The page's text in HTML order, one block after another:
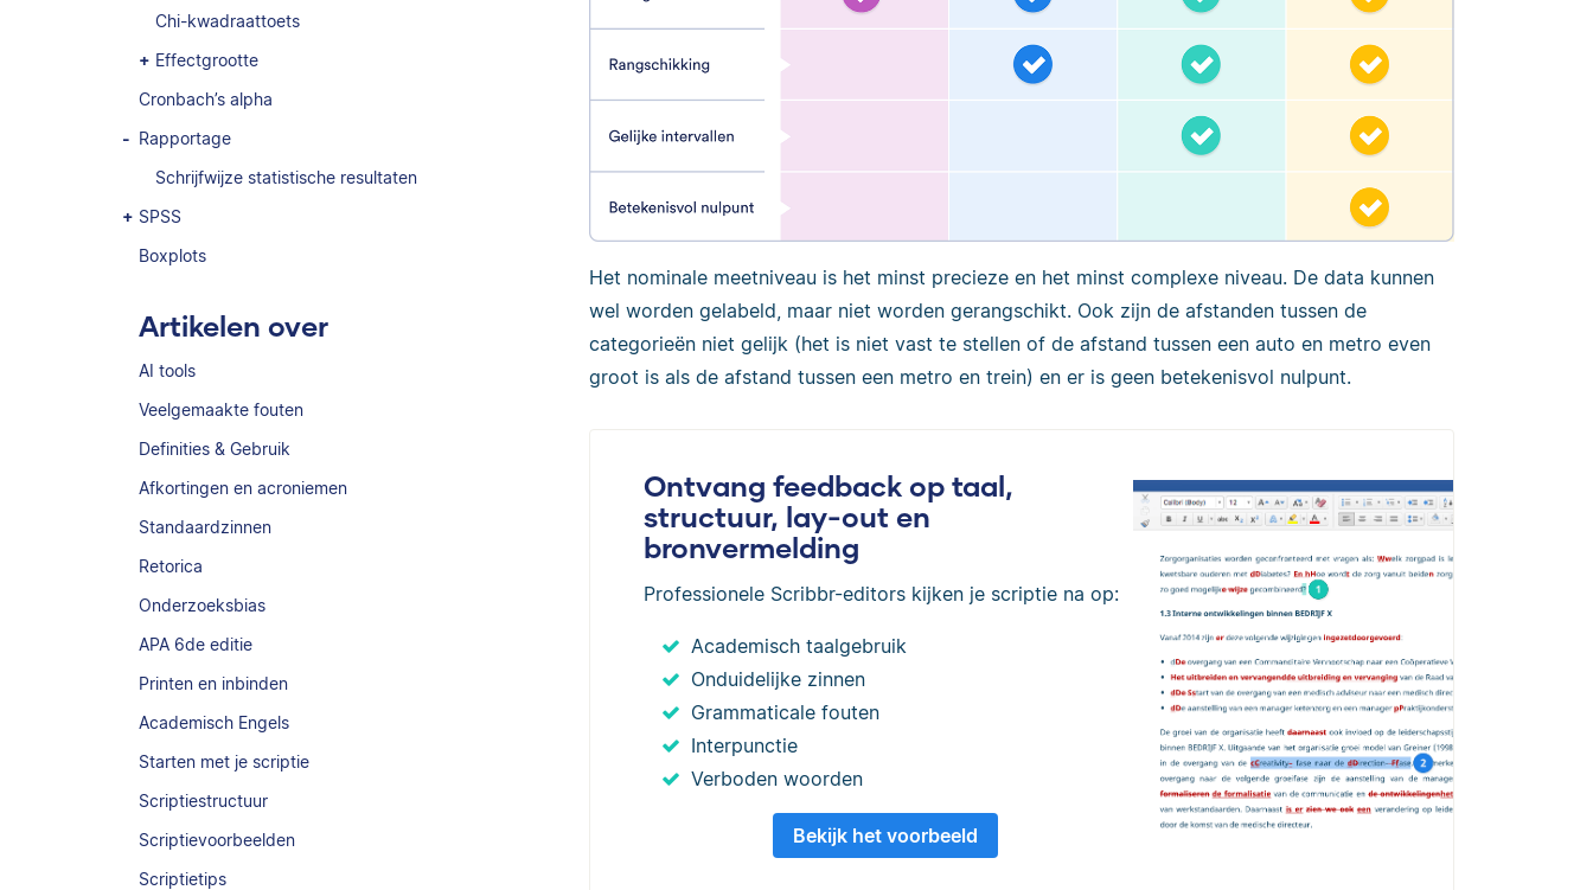
Chi-kwadraattoets
Effectgrootte
Cronbach’s alpha
Rapportage
Schrijfwijze statistische resultaten
SPSS
Boxplots
Artikelen over
AI tools
Veelgemaakte fouten
Definities & Gebruik
Afkortingen en acroniemen
Standaardzinnen
Retorica
Onderzoeksbias
APA 6de editie
Printen en inbinden
Academisch Engels
Starten met je scriptie
Scriptiestructuur
Scriptievoorbeelden
Scriptietips
Het nominale meetniveau is het minst precieze en het minst complexe niveau. De data kunnen
wel worden gelabeld, maar niet worden gerangschikt. Ook zijn de afstanden tussen de
categorieën niet gelijk (het is niet vast te stellen of de afstand tussen een auto en metro even
groot is als de afstand tussen een metro en trein) en er is geen betekenisvol nulpunt.
Ontvang feedback op taal,
structuur, lay-out en
bronvermelding
Professionele Scribbr-editors kijken je scriptie na op:
Academisch taalgebruik
Onduidelijke zinnen
Grammaticale fouten
Interpunctie
Verboden woorden
Bekijk het voorbeeld